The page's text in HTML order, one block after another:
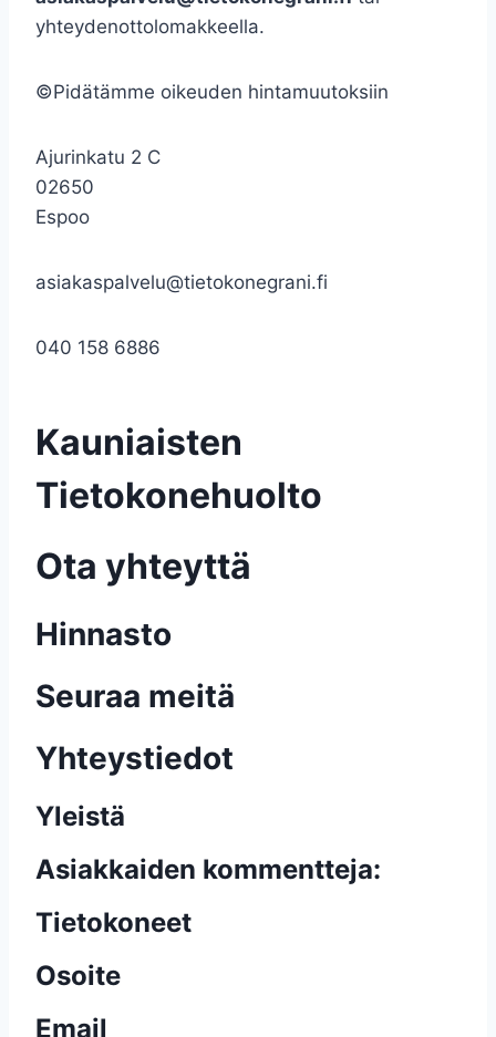
yhteydenottolomakkeella.
©Pidätämme oikeuden hintamuutoksiin
Ajurinkatu 2 C
02650
Espoo
asiakaspalvelu@tietokonegrani.fi
040 158 6886
Kauniaisten
Tietokonehuolto
Ota yhteyttä
Hinnasto
Seuraa meitä
Yhteystiedot
Yleistä
Asiakkaiden kommentteja:
Tietokoneet
Osoite
Email